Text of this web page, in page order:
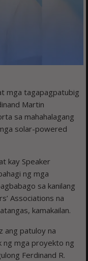
mga tagapagpatubig
Martin
sa mahahalagang
solar-powered
kay Speaker
ng mga
sa kanilang
Associations na
kamakailan.
ang patuloy na
ng mga proyekto ng
Ferdinand R.